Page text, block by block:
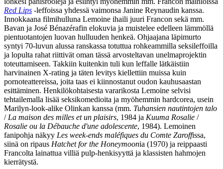
Red Lips ‑leffoissa yhdessä vaimonsa Janine Reynaudin kanssa.
Innokkaana filmihulluna Lemoine ihaili juuri Francon sekä mm.
Bavan ja José Bénazérafin elokuvia ja muistelee edelleen lämmöllä
pientuotantojen luovan hulluuden henkeä. Ohjaajana läpimurto
syntyi 70‑luvun alussa ranskassa totuttua rohkeammilla seksileffoilla
ja lopulta rahat riittivät oman tässä arvosteltavan unelmaprojektin
toteuttamiseen. Takkiin kuitenkin tuli kun leffalle lätkäistiin
harvinainen X‑rating ja täten levitys kiellettiin muissa kuin
pornoteattereissa, joita taas ei kiinnostanut oudon kauhusaastan
esittäminen. Henkilökohtaisesta vararikosta Lemoine selvisi
tehtailemalla lisää seksikomedioita ja myöhemmin hardcorea, usein
Marilyn-look-alike Olinkan kanssa (mm. Tuhansien nautintojen talo
/ La maison des milles et un plaisirs, 1984 ja Kuuma Rosalie /
Rosalie ou la Débauche d'une adolescente, 1984). Lemoinen
fanipohja näkyy Les week‑ends maléfiques du Comte Zaroffissa,
siinä on ripaus Hatchet for the Honeymoonia (1970) ja reippaasti
Francolta lainattua villiä pulp-henkisyyttä ja klassisten hahmojen
kierrätystä.